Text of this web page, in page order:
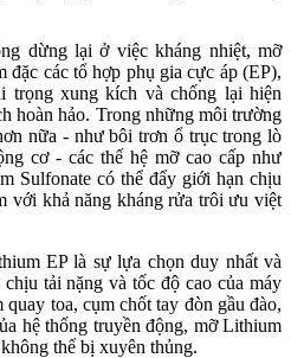
dừng lại ở việc kháng nhiệt, mỡ
các tổ hợp phụ gia cực áp (EP),
trọng xung kích và chống lại hiện
hoàn hảo. Trong những môi trường
nữa - như bôi trơn ổ trục trong lò
cơ - các thế hệ mỡ cao cấp như
Sulfonate có thể đẩy giới hạn chịu
với khả năng kháng rửa trôi ưu việt
EP là sự lựa chọn duy nhất và
tải nặng và tốc độ cao của máy
toa, cụm chốt tay đòn gầu đào,
hệ thống truyền động, mỡ Lithium
thể bị xuyên thủng.